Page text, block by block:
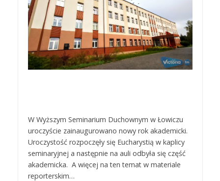
W Wyższym Seminarium Duchownym w Łowiczu
uroczyście zainaugurowano nowy rok akademicki.
Uroczystość rozpoczęły się Eucharystią w kaplicy
seminaryjnej a następnie na auli odbyła się część
akademicka. A więcej na ten temat w materiale
reporterskim…